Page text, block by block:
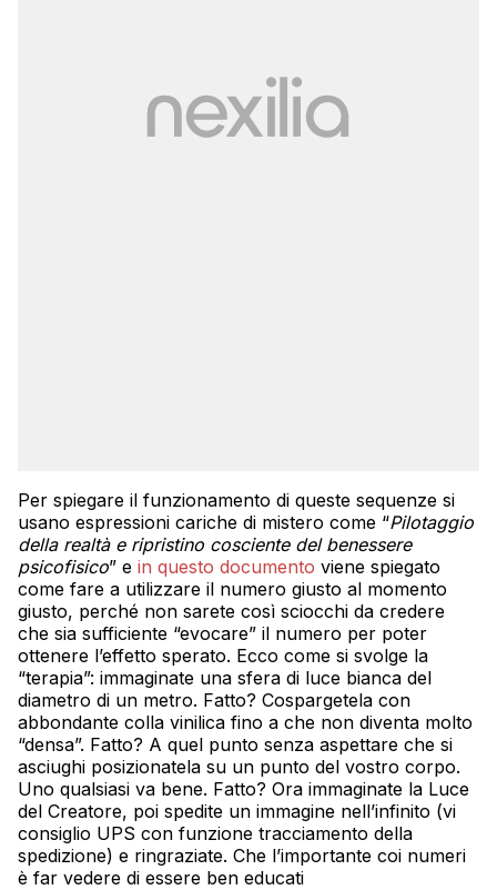
Per spiegare il funzionamento di queste sequenze si
usano espressioni cariche di mistero come “Pilotaggio
della realtà e ripristino cosciente del benessere
psicofisico” e in questo documento viene spiegato
come fare a utilizzare il numero giusto al momento
giusto, perché non sarete così sciocchi da credere
che sia sufficiente “evocare” il numero per poter
ottenere l’effetto sperato. Ecco come si svolge la
“terapia”: immaginate una sfera di luce bianca del
diametro di un metro. Fatto? Cospargetela con
abbondante colla vinilica fino a che non diventa molto
“densa”. Fatto? A quel punto senza aspettare che si
asciughi posizionatela su un punto del vostro corpo.
Uno qualsiasi va bene. Fatto? Ora immaginate la Luce
del Creatore, poi spedite un immagine nell’infinito (vi
consiglio UPS con funzione tracciamento della
spedizione) e ringraziate. Che l’importante coi numeri
è far vedere di essere ben educati